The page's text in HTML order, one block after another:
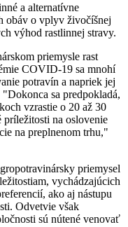
a alternatívne
obáv o vplyv živočíšnej
výhod rastlinnej stravy.
priemysle rast
COVID-19 sa mnohí
potravín a napriek jej
sa predpokladá,
vzrastie o 20 až 30
príležitosti na oslovenie
na preplnenom trhu,"
priemysel
vychádzajúcich
ako aj nástupu
Odvetvie však
sú nútené venovať